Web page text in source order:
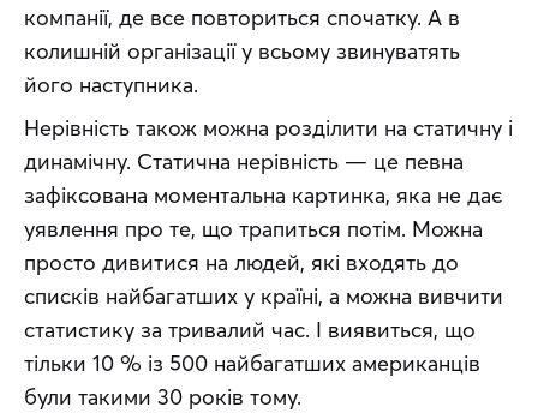
компанії, де все повториться спочатку. А в
колишній організації у всьому звинуватять
його наступника.
Нерівність також можна розділити на статичну і
динамічну. Статична нерівність — це певна
зафіксована моментальна картинка, яка не дає
уявлення про те, що трапиться потім. Можна
просто дивитися на людей, які входять до
списків найбагатших у країні, а можна вивчити
статистику за тривалий час. І виявиться, що
тільки 10 % із 500 найбагатших американців
були такими 30 років тому.